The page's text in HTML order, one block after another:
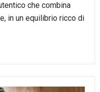
che combina
in un equilibrio ricco di